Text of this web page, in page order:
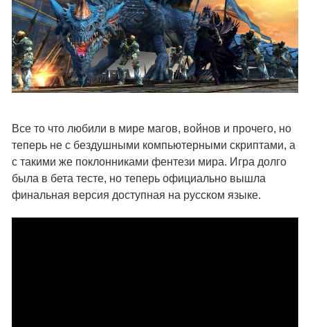
Все то что любили в мире магов, войнов и прочего, но
теперь не с бездушными компьютерными скриптами, а
с такими же поклонниками фентези мира. Игра долго
была в бета тесте, но теперь официально вышла
финальная версия доступная на русском языке.